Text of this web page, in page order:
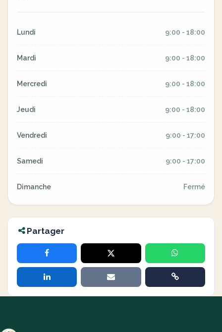
Lundi 9:00 - 18:00
Mardi 9:00 - 18:00
Mercredi 9:00 - 18:00
Jeudi 9:00 - 18:00
Vendredi 9:00 - 17:00
Samedi 9:00 - 17:00
Dimanche Fermé
Partager